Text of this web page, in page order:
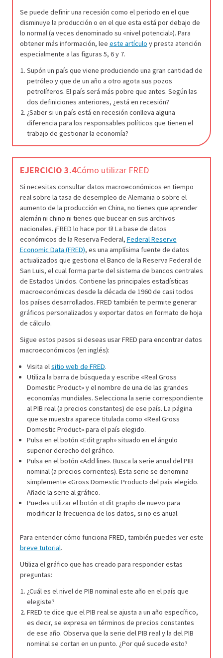
Se puede definir una recesión como el periodo en el que
disminuye la producción o en el que esta está por debajo de
lo normal (a veces denominado su «nivel potencial»). Para
obtener más información, lee este artículo y presta atención
especialmente a las figuras 5, 6 y 7.
Supón un país que viene produciendo una gran cantidad de
petróleo y que de un año a otro agota sus pozos
petrolíferos. El país será más pobre que antes. Según las
dos definiciones anteriores, ¿está en recesión?
¿Saber si un país está en recesión conlleva alguna
diferencia para los responsables políticos que tienen el
trabajo de gestionar la economía?
EJERCICIO 3.4Cómo utilizar FRED
Si necesitas consultar datos macroeconómicos en tiempo
real sobre la tasa de desempleo de Alemania o sobre el
aumento de la producción en China, no tienes que aprender
alemán ni chino ni tienes que bucear en sus archivos
nacionales. ¡FRED lo hace por ti! La base de datos
económicos de la Reserva Federal, Federal Reserve
Economic Data (FRED), es una amplísima fuente de datos
actualizados que gestiona el Banco de la Reserva Federal de
San Luis, el cual forma parte del sistema de bancos centrales
de Estados Unidos. Contiene las principales estadísticas
macroeconómicas desde la década de 1960 de casi todos
los países desarrollados. FRED también te permite generar
gráficos personalizados y exportar datos en formato de hoja
de cálculo.
Sigue estos pasos si deseas usar FRED para encontrar datos
macroeconómicos (en inglés):
Visita elsitio web de FRED.
Utiliza la barra de búsqueda y escribe «Real Gross
Domestic Product» y el nombre de una de las grandes
economías mundiales. Selecciona la serie correspondiente
al PIB real (a precios constantes) de ese país. La página
que se muestra aparece titulada como «Real Gross
Domestic Product» para el país elegido.
Pulsa en el botón «Edit graph» situado en el ángulo
superior derecho del gráfico.
Pulsa en el botón «Add line». Busca la serie anual del PIB
nominal (a precios corrientes). Esta serie se denomina
simplemente «Gross Domestic Product» del país elegido.
Añade la serie al gráfico.
Puedes utilizar el botón «Edit graph» de nuevo para
modificar la frecuencia de los datos, si no es anual.
Para entender cómo funciona FRED, también puedes ver este
breve tutorial.
Utiliza el gráfico que has creado para responder estas
preguntas:
¿Cuál es el nivel de PIB nominal este año en el país que
elegiste?
FRED te dice que el PIB real se ajusta a un año específico,
es decir, se expresa en términos de precios constantes
de ese año. Observa que la serie del PIB real y la del PIB
nominal se cortan en un punto. ¿Por qué sucede esto?